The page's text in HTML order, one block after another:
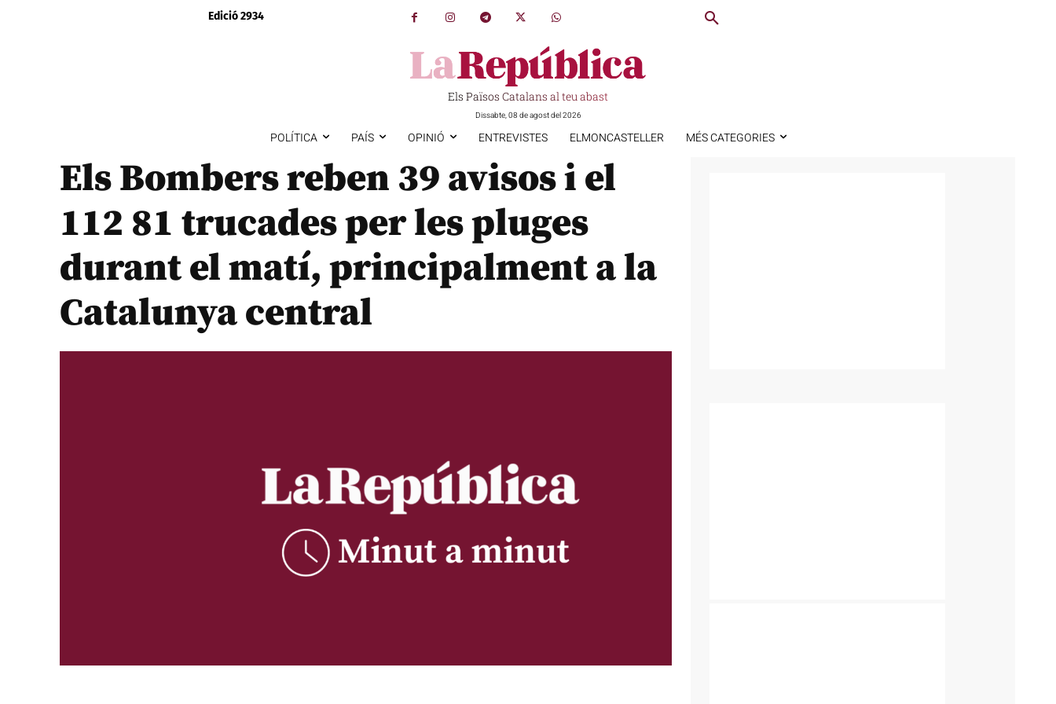
Edició 2934
Els Països Catalans al teu abast
Dissabte, 08 de agost del 2026
POLÍTICA PAÍS OPINIÓ ENTREVISTES ELMONCASTELLER MÉS CATEGORIES
Els Bombers reben 39 avisos i el
112 81 trucades per les pluges
durant el matí, principalment a la
Catalunya central